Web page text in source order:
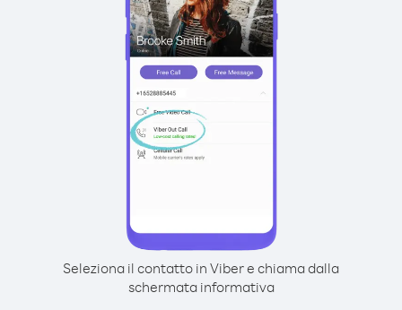
Seleziona il contatto in Viber e chiama dalla
schermata informativa